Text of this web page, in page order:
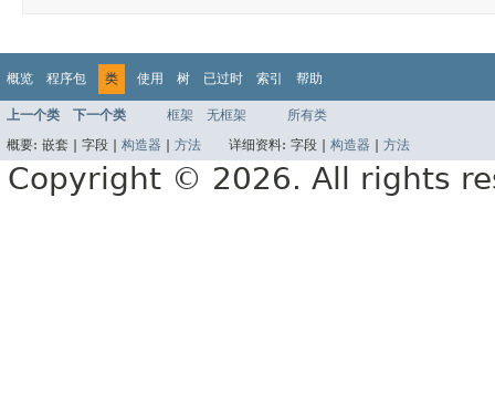
概览 程序包 类 使用 树 已过时 索引 帮助
上一个类 下一个类 框架 无框架
所有类
概要: 嵌套 | 字段 | 构造器 方法 详细资料: 字段 | 构造器 方法
Copyright © 2026. All rights